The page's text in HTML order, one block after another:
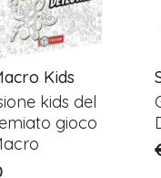
Kids
kids del
gioco